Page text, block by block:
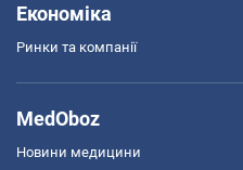
Економіка
Ринки та компанії
MedOboz
Новини медицини